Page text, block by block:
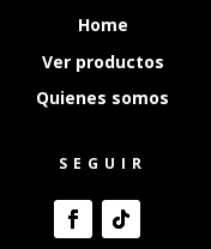
Home
Ver productos
Quienes somos
SEGUIR